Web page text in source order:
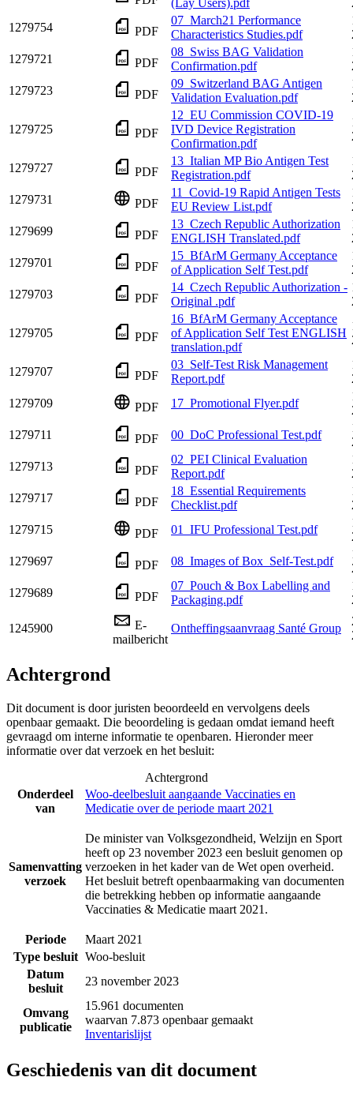
1279754
PDF
07_March21 Performance
Characteristics Studies.pdf
1279721
PDF
08_Swiss BAG Validation
Confirmation.pdf
1279723
PDF
09_Switzerland BAG Antigen
Validation Evaluation.pdf
1279725 PDF
12_EU Commission COVID-19
IVD Device Registration
Confirmation.pdf
1279727 PDF
13_Italian MP Bio Antigen Test
Registration.pdf
1279731
PDF
11_Covid-19 Rapid Antigen Tests
EU Review List.pdf
1279699
PDF
13_Czech Republic Authorization
ENGLISH Translated.pdf
1279701
PDF
15_BfArM Germany Acceptance
of Application Self Test.pdf
1279703
PDF
14_Czech Republic Authorization -
Original .pdf
1279705 PDF
16_BfArM Germany Acceptance
of Application Self Test ENGLISH
translation.pdf
1279707 PDF
03_Self-Test Risk Management
Report.pdf
1279709
PDF 17_Promotional Flyer.pdf
1279711
PDF 00_DoC Professional Test.pdf
1279713
PDF
02_PEI Clinical Evaluation
Report.pdf
1279717
PDF
18_Essential Requirements
Checklist.pdf
1279715
PDF 01_IFU Professional Test.pdf
1279697
PDF 08_Images of Box_Self-Test.pdf
1279689
PDF
07_Pouch & Box Labelling and
Packaging.pdf
1245900
E-
mailbericht
Ontheffingsaanvraag Santé Group
Achtergrond
Dit document is door juristen beoordeeld en vervolgens deels
openbaar gemaakt. Die beoordeling is gedaan omdat iemand heeft
gevraagd om interne informatie te openbaren. Hieronder meer
informatie over dat verzoek en het besluit:
Achtergrond
Onderdeel
van
Woo-deelbesluit aangaande Vaccinaties en
Medicatie over de periode maart 2021
Samenvatting
verzoek
De minister van Volksgezondheid, Welzijn en Sport
heeft op 23 november 2023 een besluit genomen op
verzoeken in het kader van de Wet open overheid.
Het besluit betreft openbaarmaking van documenten
die betrekking hebben op informatie aangaande
Vaccinaties & Medicatie maart 2021.
Periode
Maart 2021
Type besluit Woo-besluit
Datum
besluit
23 november 2023
Omvang
publicatie
15.961 documenten
waarvan 7.873 openbaar gemaakt
Inventarislijst
Geschiedenis van dit document